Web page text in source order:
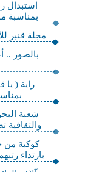
استبدال
بمناسبة
مجلة قنبر
بالصور ..
راية (
شعبة
كوكبة من
بارتداء